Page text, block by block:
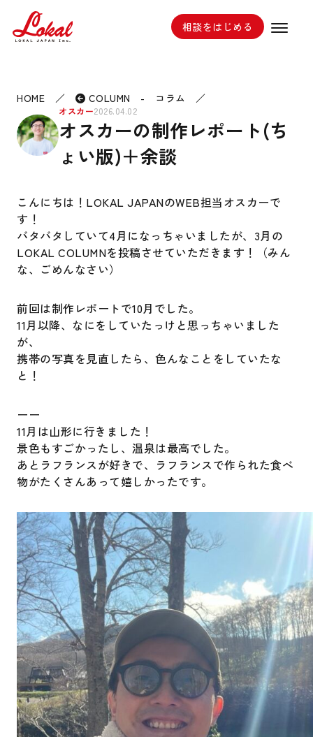
相談をはじめる
HOME ／ COLUMN - コラム ／
オスカー2026.04.02
オスカーの制作レポート(ち
ょい版)＋余談
こんにちは！LOKAL JAPANのWEB担当オスカーで
す！
バタバタしていて4月になっちゃいましたが、3月の
LOKAL COLUMNを投稿させていただきます！（みん
な、ごめんなさい）
前回は制作レポートで10月でした。
11月以降、なにをしていたっけと思っちゃいました
が、
携帯の写真を見直したら、色んなことをしていたな
と！
ーー
11月は山形に行きました！
景色もすごかったし、温泉は最高でした。
あとラフランスが好きで、ラフランスで作られた食べ
物がたくさんあって嬉しかったです。